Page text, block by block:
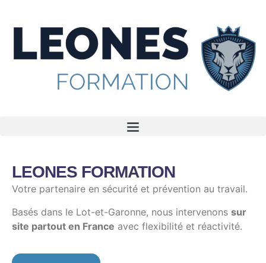
LEONES FORMATION
Votre partenaire en sécurité et prévention au travail.
Basés dans le Lot-et-Garonne, nous intervenons sur
site partout en France avec flexibilité et réactivité.